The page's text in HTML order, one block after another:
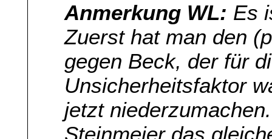
Anmerkung WL: Es
Zuerst hat man den
gegen Beck, der für
Unsicherheitsfaktor
jetzt
Steinmeier das